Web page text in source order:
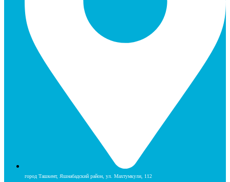
город Ташкент, Яшнабадский район, ул. Махтумкули, 112